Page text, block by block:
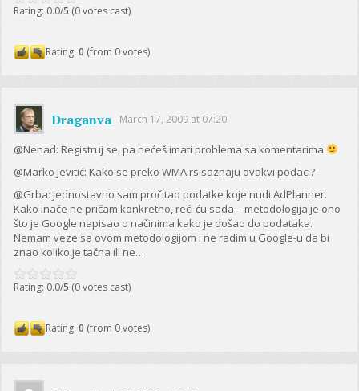
Rating: 0.0/5 (0 votes cast)
Rating:0 (from 0 votes)
Draganva March 17, 2009 at 07:20
@Nenad: Registruj se, pa nećeš imati problema sa komentarima
@Marko Jevitić: Kako se preko WMA.rs saznaju ovakvi podaci?
@Grba: Jednostavno sam pročitao podatke koje nudi AdPlanner.
Kako inače ne pričam konkretno, reći ću sada – metodologija je ono
što je Google napisao o načinima kako je došao do podataka.
Nemam veze sa ovom metodologijom i ne radim u Google-u da bi
znao koliko je tačna ili ne…
Rating: 0.0/5 (0 votes cast)
Rating:0 (from 0 votes)